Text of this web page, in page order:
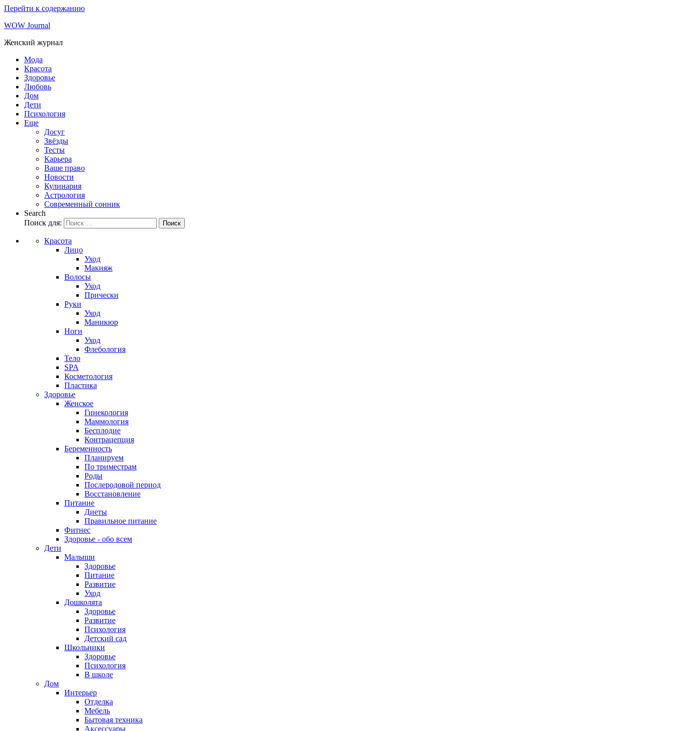
Перейти к содержанию
WOW Journal
Женский журнал
Мода
Красота
Здоровье
Любовь
Дом
Дети
Психология
Еще
Досуг
Звёзды
Тесты
Карьера
Ваше право
Новости
Кулинария
Астрология
Современный сонник
Search
Поиск для:
Поиск
Красота
Лицо
Уход
Макияж
Волосы
Уход
Прически
Руки
Уход
Маникюр
Ноги
Уход
Флебология
Тело
SPA
Косметология
Пластика
Здоровье
Женское
Гинекология
Маммология
Бесплодие
Контрацепция
Беременность
Планируем
По триместрам
Роды
Послеродовой период
Восстановление
Питание
Диеты
Правильное питание
Фитнес
Здоровье - обо всем
Дети
Малыши
Здоровье
Питание
Развитие
Уход
Дошколята
Здоровье
Развитие
Психология
Детский сад
Школьники
Здоровье
Психология
В школе
Дом
Интерьер
Отделка
Мебель
Бытовая техника
Аксессуары